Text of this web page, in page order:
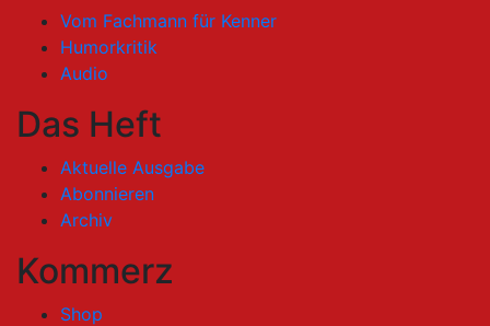
Vom Fachmann für Kenner
Humorkritik
Audio
Das Heft
Aktuelle Ausgabe
Abonnieren
Archiv
Kommerz
Shop